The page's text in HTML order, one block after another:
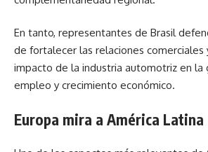
En tanto, representantes de Brasil
de fortalecer las relaciones comerciales
impacto de la industria automotriz en la
empleo y crecimiento económico.
Europa mira a América Latina